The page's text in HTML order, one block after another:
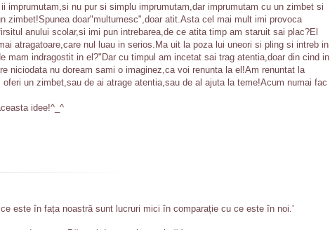
imprumutam,si nu pur si simplu imprumutam,dar imprumutam cu un zimbet si
zimbet!Spunea doar"multumesc",doar atit.Asta cel mai mult imi provoca
anului scolar,si imi pun intrebarea,de ce atita timp am staruit sai plac?El
atragatoare,care nul luau in serios.Ma uit la poza lui uneori si pling si intreb in
mam indragostit in el?"Dar cu timpul am incetat sai trag atentia,doar din cind in
niciodata nu doream sami o imaginez,ca voi renunta la el!Am renuntat la
un zimbet,sau de ai atrage atentia,sau de al ajuta la teme!Acum numai fac
idee!^_^
este în fața noastră sunt lucruri mici în comparație cu ce este în noi.'